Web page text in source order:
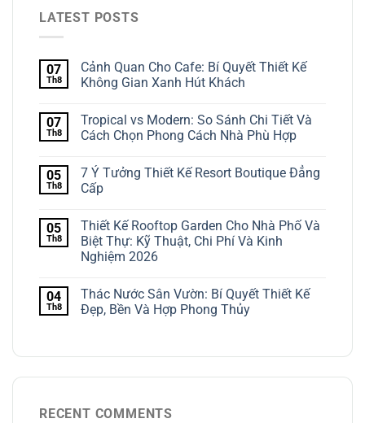
LATEST POSTS
07
Th8
Cảnh Quan Cho Cafe: Bí Quyết Thiết Kế
Không Gian Xanh Hút Khách
07
Th8
Tropical vs Modern: So Sánh Chi Tiết Và
Cách Chọn Phong Cách Nhà Phù Hợp
05
Th8
7 Ý Tưởng Thiết Kế Resort Boutique Đẳng
Cấp
05
Th8
Thiết Kế Rooftop Garden Cho Nhà Phố Và
Biệt Thự: Kỹ Thuật, Chi Phí Và Kinh
Nghiệm 2026
04
Th8
Thác Nước Sân Vườn: Bí Quyết Thiết Kế
Đẹp, Bền Và Hợp Phong Thủy
RECENT COMMENTS